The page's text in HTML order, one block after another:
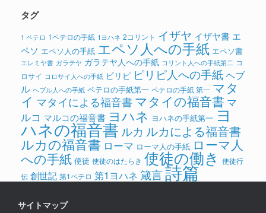
タグ
1 ペテロ 1ペテロの手紙 1ヨハネ 2コリント イザヤ イザヤ書 エ
ペソ エペソ人の手紙 エペソ人への手紙 エペソ書
エレミヤ書 ガラテヤ ガラテヤ人への手紙 コリント人への手紙第二 コ
ロサイ コロサイ人への手紙 ピリピ ピリピ人への手紙ヘブ
ル ヘブル人への手紙 ペテロの手紙第一 ペテロの手紙 第一 マタ
イ マタイによる福音書 マタイの福音書 マ
ルコ マルコの福音書 ヨハネ ヨハネの手紙第一 ヨ
ハネの福音書 ルカ ルカによる福音書
ルカの福音書 ローマ ローマ人の手紙 ローマ人
への手紙 使徒 使徒のはたらき 使徒の働き 使徒行
伝 創世記 第1ペテロ 第1ヨハネ 箴言詩篇
サイトマップ